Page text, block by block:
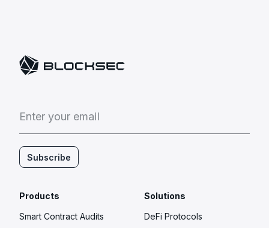
Enter your email
Subscribe
Products
Smart Contract Audits
Solutions
DeFi Protocols